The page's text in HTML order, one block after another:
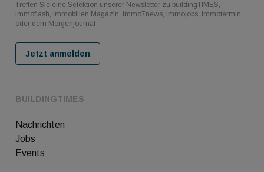
BUILDINGTIMES
Nachrichten
Jobs
Events
Treffen Sie eine Selektion unserer Newsletter zu buildingTIMES,
immoflash, Immobilien Magazin, immo7news, immojobs, immotermin
oder dem Morgenjournal
Jetzt anmelden